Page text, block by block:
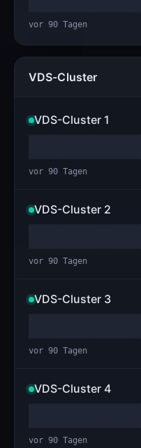
vor 90 Tagen
VDS-Cluster
VDS-Cluster 1
vor 90 Tagen
VDS-Cluster 2
vor 90 Tagen
VDS-Cluster 3
vor 90 Tagen
VDS-Cluster 4
vor 90 Tagen